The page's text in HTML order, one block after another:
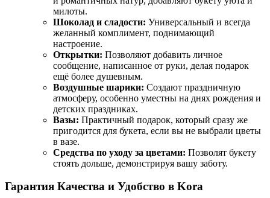
милоты.
Шоколад и сладости: Универсальный и всегда
желанный комплимент, поднимающий
настроение.
Открытки: Позволяют добавить личное
сообщение, написанное от руки, делая подарок
ещё более душевным.
Воздушные шарики: Создают праздничную
атмосферу, особенно уместны на днях рождения и
детских праздниках.
Вазы: Практичный подарок, который сразу же
пригодится для букета, если вы не выбрали цветы
в вазе.
Средства по уходу за цветами: Позволят букету
стоять дольше, демонстрируя вашу заботу.
Гарантия Качества и Удобство в Kora